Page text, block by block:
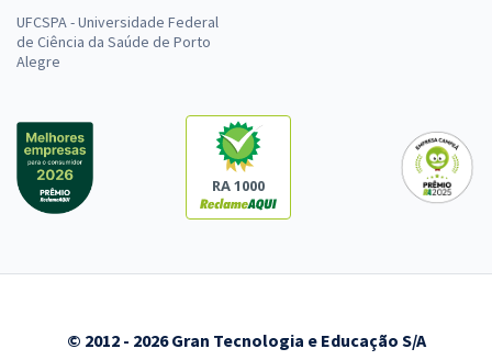
UFCSPA - Universidade Federal
de Ciência da Saúde de Porto
Alegre
RA 1000
© 2012 - 2026 Gran Tecnologia e Educação S/A